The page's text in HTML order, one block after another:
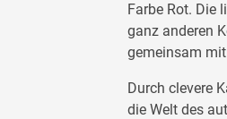
Farbe Rot. Die
ganz anderen
gemeinsam
Durch clevere
die Welt des